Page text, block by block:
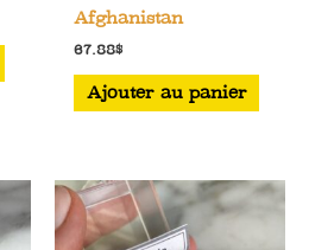
Afghanistan
67.88$
Ajouter au panier